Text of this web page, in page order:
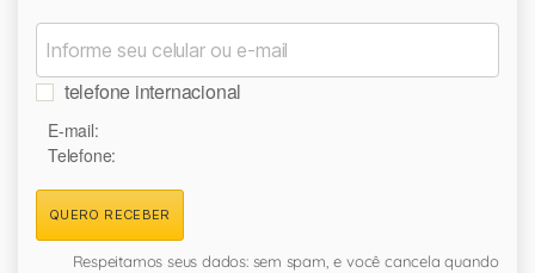
telefone internacional
E-mail:
Telefone:
QUERO RECEBER
Respeitamos seus dados: sem spam, e você cancela quando